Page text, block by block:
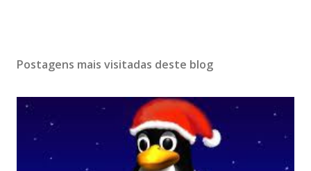
Postagens mais visitadas deste blog